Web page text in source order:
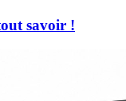
savoir !